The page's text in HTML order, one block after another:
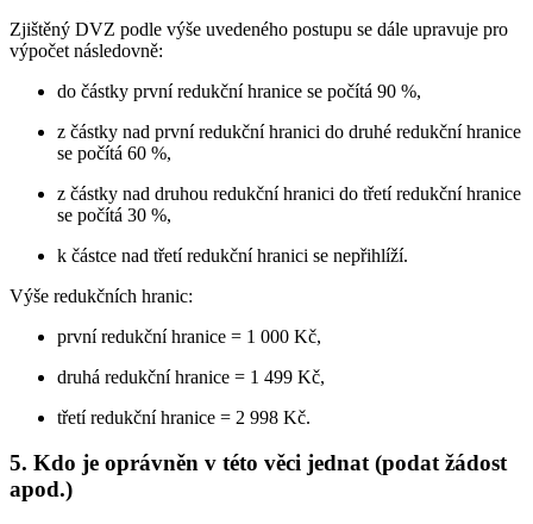
Zjištěný DVZ podle výše uvedeného postupu se dále upravuje pro
výpočet následovně:
do částky první redukční hranice se počítá 90 %,
z částky nad první redukční hranici do druhé redukční hranice
se počítá 60 %,
z částky nad druhou redukční hranici do třetí redukční hranice
se počítá 30 %,
k částce nad třetí redukční hranici se nepřihlíží.
Výše redukčních hranic:
první redukční hranice = 1 000 Kč,
druhá redukční hranice = 1 499 Kč,
třetí redukční hranice = 2 998 Kč.
5. Kdo je oprávněn v této věci jednat (podat žádost
apod.)